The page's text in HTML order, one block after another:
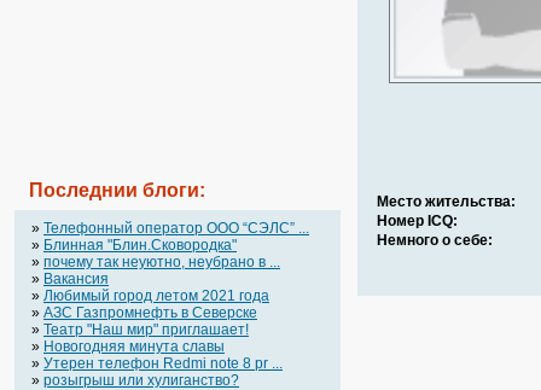
Последнии блоги:
» Телефонный оператор OOO “СЭЛС” ...
» Блинная "Блин.Сковородка"
» почему так неуютно, неубрано в ...
» Вакансия
» Любимый город летом 2021 года
» АЗС Газпромнефть в Северске
» Театр "Наш мир" приглашает!
» Новогодняя минута славы
» Утерен телефон Redmi note 8 pr ...
» розыгрыш или хулиганство?
Место жительства:
Номер ICQ:
Немного о себе: